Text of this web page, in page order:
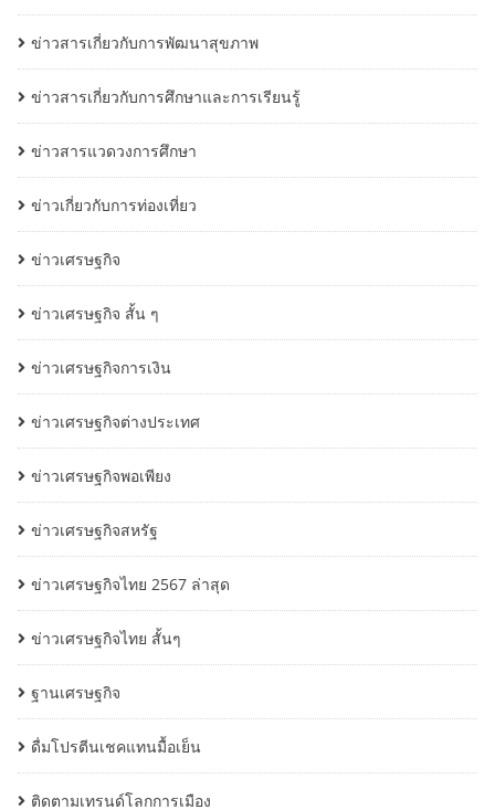
ข่าวสารเกี่ยวกับการพัฒนาสุขภาพ
ข่าวสารเกี่ยวกับการศึกษาและการเรียนรู้
ข่าวสารแวดวงการศึกษา
ข่าวเกี่ยวกับการท่องเที่ยว
ข่าวเศรษฐกิจ
ข่าวเศรษฐกิจ สั้น ๆ
ข่าวเศรษฐกิจการเงิน
ข่าวเศรษฐกิจต่างประเทศ
ข่าวเศรษฐกิจพอเพียง
ข่าวเศรษฐกิจสหรัฐ
ข่าวเศรษฐกิจไทย 2567 ล่าสุด
ข่าวเศรษฐกิจไทย สั้นๆ
ฐานเศรษฐกิจ
ดื่มโปรตีนเชคแทนมื้อเย็น
ติดตามเทรนด์โลกการเมือง